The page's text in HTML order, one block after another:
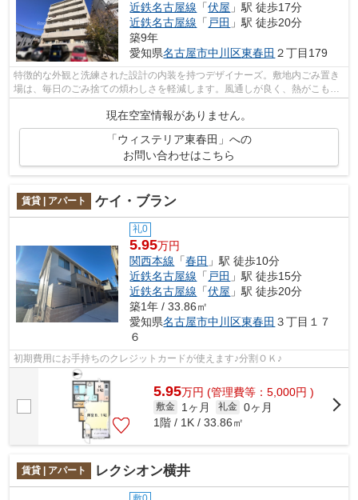
近鉄名古屋線 「伏屋 」駅 徒歩17分
近鉄名古屋線 「 戸田 」駅 徒歩20分
築9年
愛知県名古屋市中川区東春田 ２丁目179
特徴的な外観と洗練された設計の内装を持つデザイナーズ。敷地内ごみ置き
場は、毎日のごみ捨ての煩わしさを軽減します。風通しが良く、熱がこもり
にくいので、室内が暑くなりにくいで...
現在空室情報がありません。
「ウィステリア東春田」への
お問い合わせはこちら
賃貸 | アパート ケイ・ブラン
礼0
5.95万円
関西本線 「春田 」駅 徒歩10分
近鉄名古屋線 「 戸田 」駅 徒歩15分
近鉄名古屋線 「伏屋 」駅 徒歩20分
築1年 / 33.86㎡
愛知県名古屋市中川区東春田 ３丁目１７
６
初期費用にお手持ちのクレジットカードが使えます♪分割ＯＫ♪
5.95万円 (管理費等：5,000円 )
敷金 1ヶ月 礼金 0ヶ月
1階 / 1K / 33.86㎡
賃貸 | アパート レクシオン横井